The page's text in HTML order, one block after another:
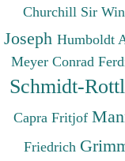
Churchill Sir
Joseph Humboldt
Meyer Conrad
Schmidt-
Capra Fritjof
Friedrich